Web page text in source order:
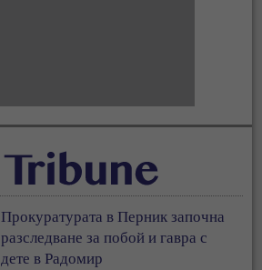
Прокуратурата в Перник започна
разследване за побой и гавра с
дете в Радомир